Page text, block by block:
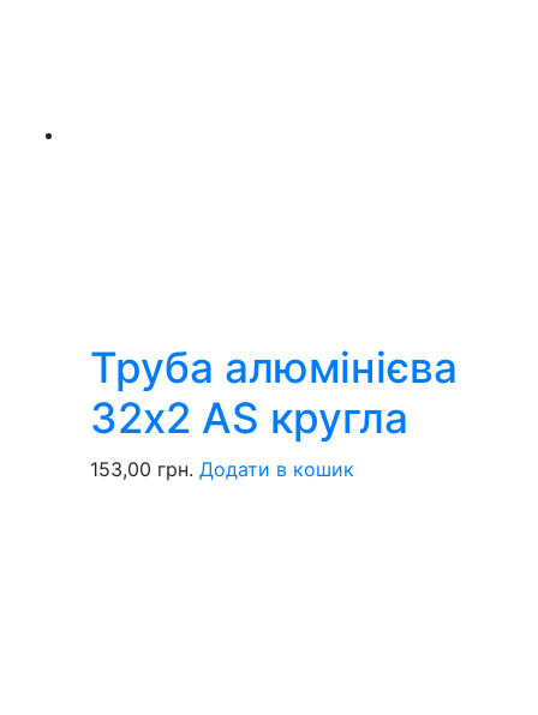
Труба алюмінієва
32х2 AS кругла
153,00 грн. Додати в кошик